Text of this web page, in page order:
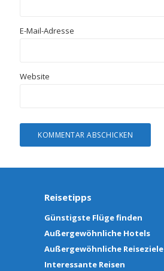
E-Mail-Adresse
Website
Reisetipps
Günstigste Flüge finden
Außergewöhnliche Hotels
Außergewöhnliche Reiseziele
Interessante Reisen